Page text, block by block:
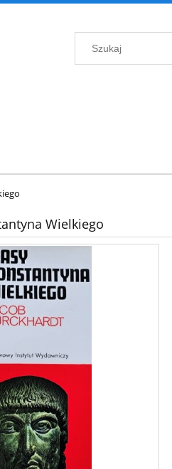
Wielkiego